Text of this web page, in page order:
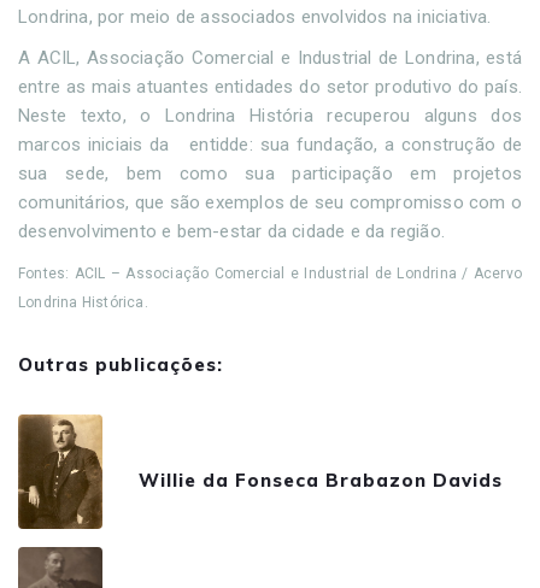
Londrina, por meio de associados envolvidos na iniciativa.
A ACIL, Associação Comercial e Industrial de Londrina, está
entre as mais atuantes entidades do setor produtivo do país.
Neste texto, o Londrina História recuperou alguns dos
marcos iniciais da entidde: sua fundação, a construção de
sua sede, bem como sua participação em projetos
comunitários, que são exemplos de seu compromisso com o
desenvolvimento e bem-estar da cidade e da região.
Fontes: ACIL – Associação Comercial e Industrial de Londrina / Acervo
Londrina Histórica.
Outras publicações:
Willie da Fonseca Brabazon Davids